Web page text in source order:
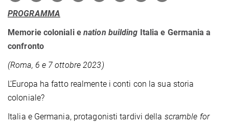
PROGRAMMA
Memorie coloniali e nation building Italia e Germania a
confronto
(Roma, 6 e 7 ottobre 2023)
L’Europa ha fatto realmente i conti con la sua storia
coloniale?
Italia e Germania, protagonisti tardivi della scramble for